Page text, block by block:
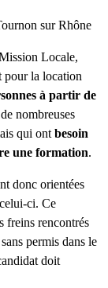
sur Rhône
Locale,
la location
à partir de
nombreuses
qui ont besoin
une formation.
donc orientées
ci. Ce
freins rencontrés
permis dans le
doit